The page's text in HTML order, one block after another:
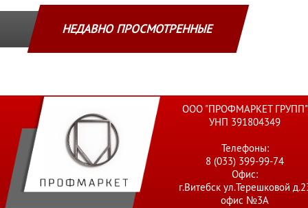
НЕДАВНО ПРОСМОТРЕННЫЕ
ООО "ПРОФМАРКЕТ ГРУПП"
УНП 391804349
Телефоны:
8 (033) 399-99-74
Офис:
г.Витебск ул.Терешковой
офис №3А